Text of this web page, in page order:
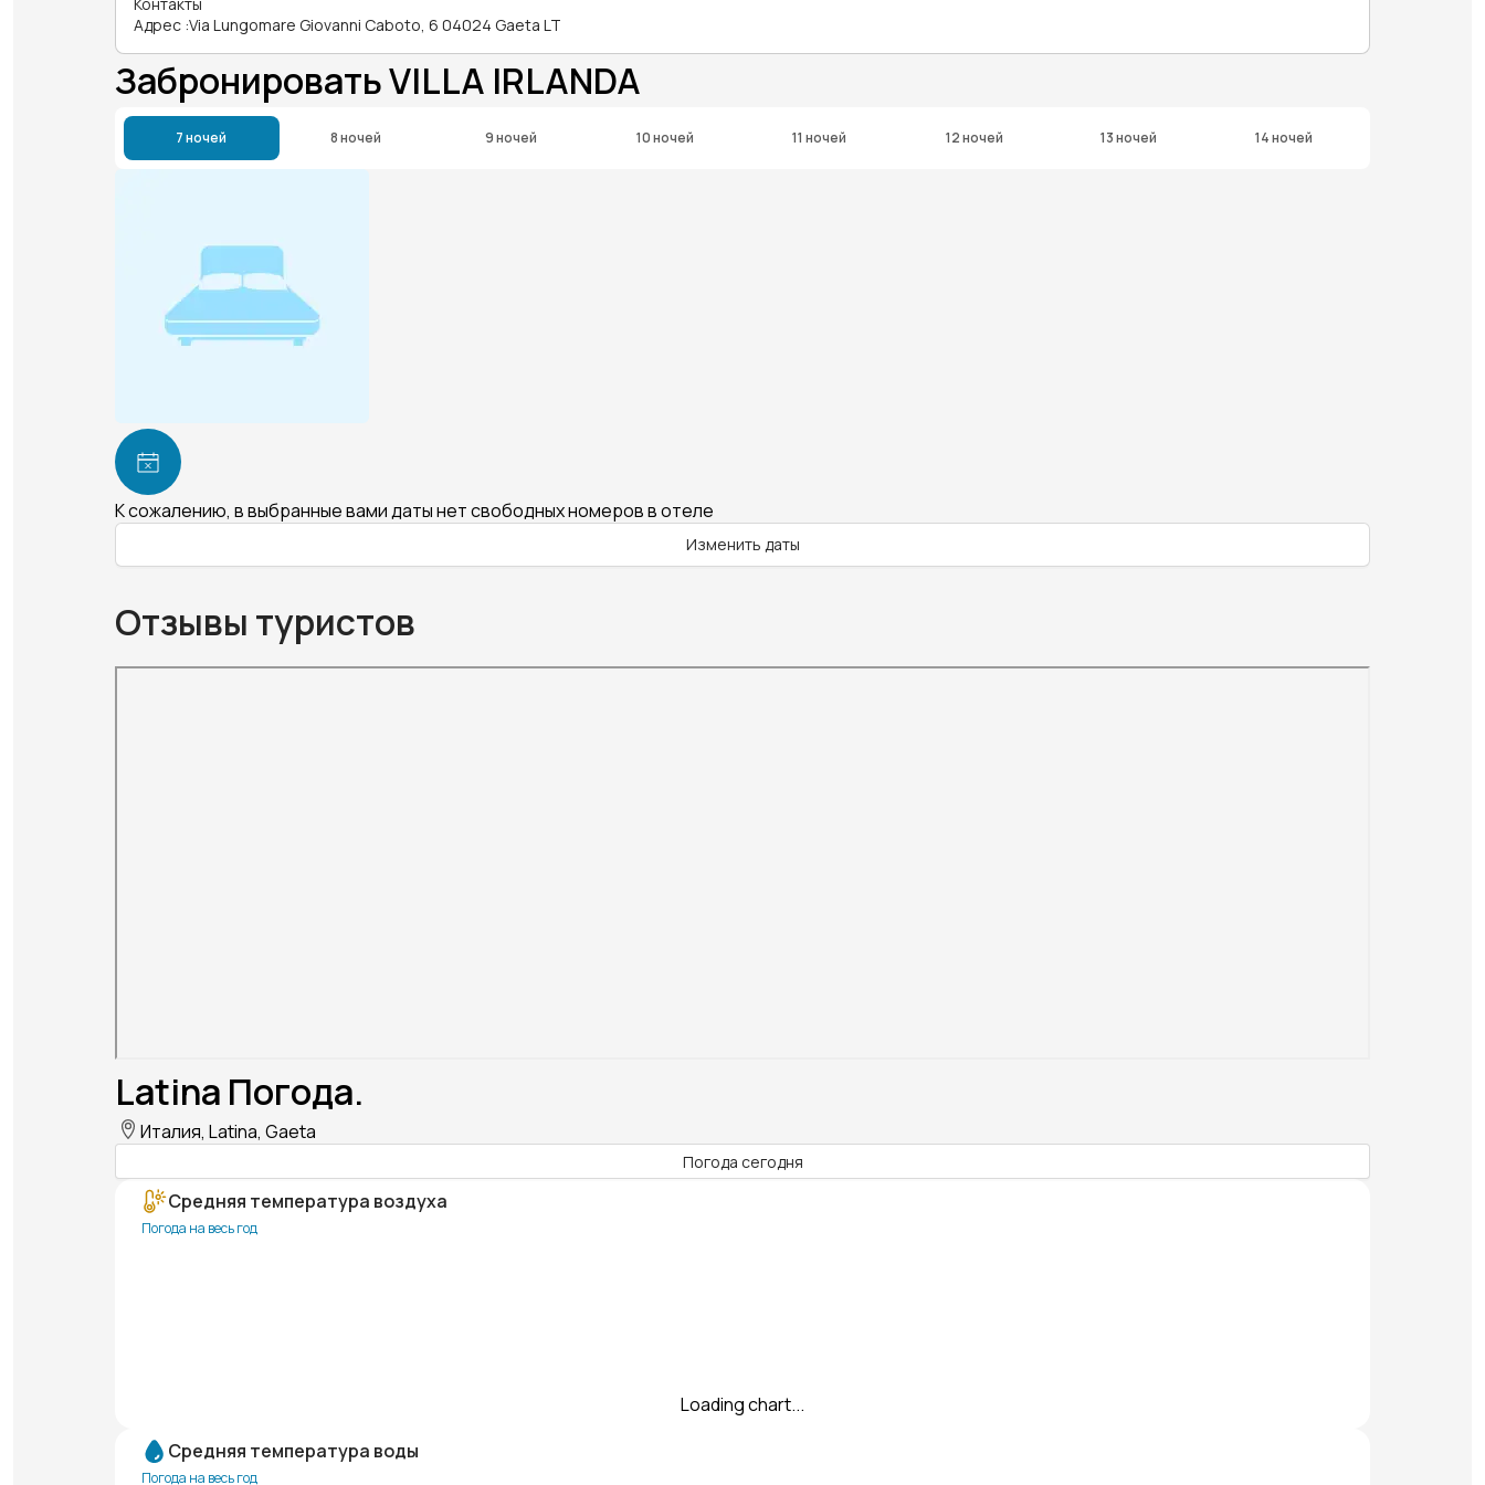
Адрес :Via Lungomare Giovanni Caboto, 6 04024 Gaeta LT
Забронировать VILLA IRLANDA
7 ночей 8 ночей 9 ночей 10 ночей 11 ночей 12 ночей 13 ночей 14 ночей
К сожалению, в выбранные вами даты нет свободных номеров в отеле
Изменить даты
Отзывы туристов
Latina Погода.
Италия, Latina, Gaeta
Погода сегодня
Средняя температура воздуха
Погода на весь год
Loading chart...
Средняя температура воды
Погода на весь год